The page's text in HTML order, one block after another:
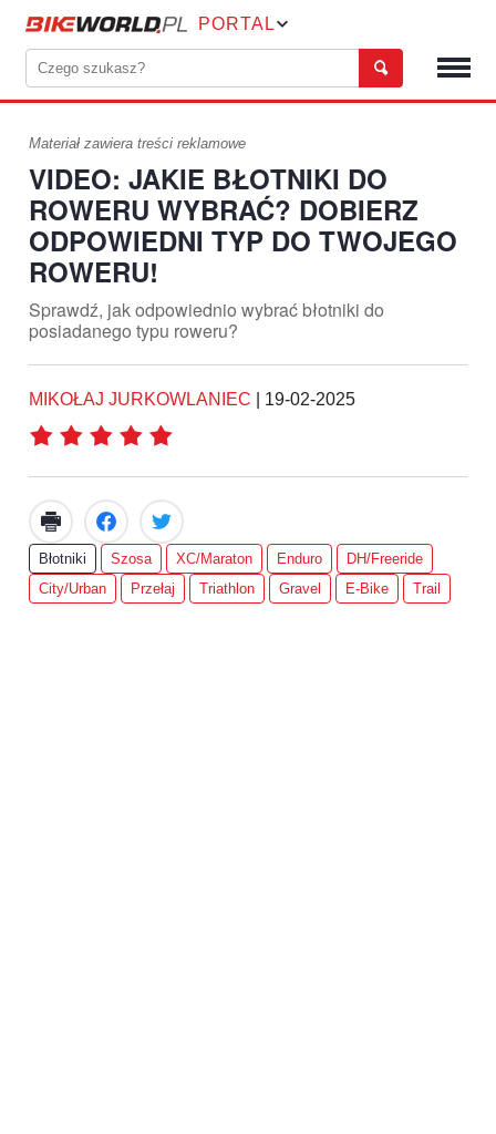
PORTAL
Materiał zawiera treści reklamowe
VIDEO: JAKIE BŁOTNIKI DO
ROWERU WYBRAĆ? DOBIERZ
ODPOWIEDNI TYP DO TWOJEGO
ROWERU!
Sprawdź, jak odpowiednio wybrać błotniki do
posiadanego typu roweru?
MIKOŁAJ JURKOWLANIEC | 19-02-2025
Błotniki Szosa XC/Maraton Enduro
DH/Freeride
City/Urban
Przełaj Triathlon Gravel E-Bike Trail